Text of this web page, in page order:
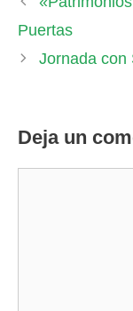
Puertas
Jornada con
Deja un